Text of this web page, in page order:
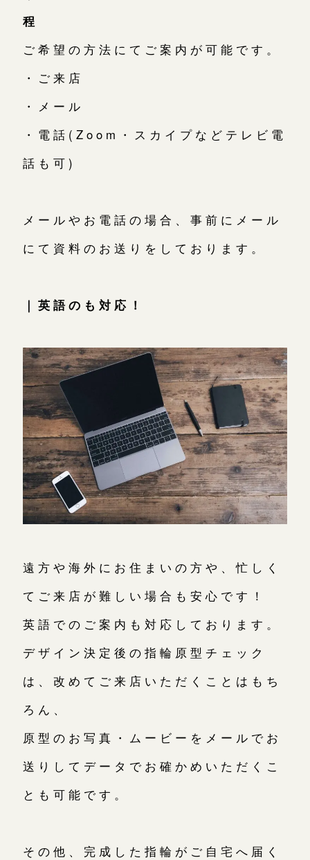
程
ご希望の方法にてご案内が可能です。
・ご来店
・メール
・電話(Zoom・スカイプなどテレビ電
話も可)
メールやお電話の場合、事前にメール
にて資料のお送りをしております。
｜英語のも対応！
遠方や海外にお住まいの方や、忙しく
てご来店が難しい場合も安心です！
英語でのご案内も対応しております。
デザイン決定後の指輪原型チェック
は、改めてご来店いただくことはもち
ろん、
原型のお写真・ムービーをメールでお
送りしてデータでお確かめいただくこ
とも可能です。
その他、完成した指輪がご自宅へ届く